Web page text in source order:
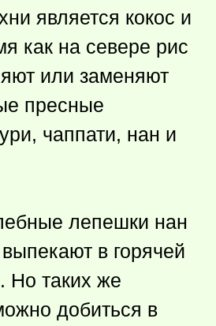
является кокос и
как на севере рис
или заменяют
пресные
чаппати, нан и
лепешки нан
в горячей
Но таких же
добиться в